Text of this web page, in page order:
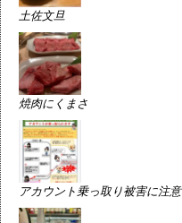
土佐文旦
焼肉にくまさ
アカウント乗っ取り被害に注意